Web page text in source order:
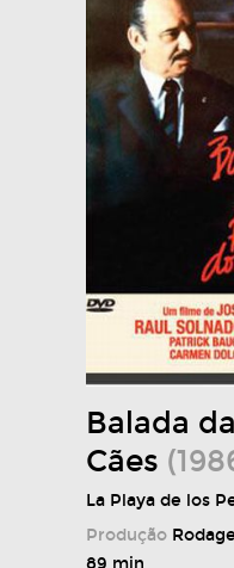
Balada
Cães
La Playa de los
Produção